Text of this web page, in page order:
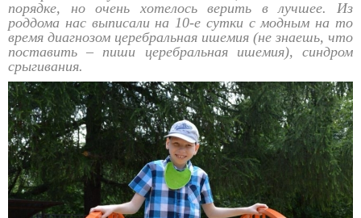
порядке, но очень хотелось верить в лучшее. Из
роддома нас выписали на 10-е сутки с модным на то
время диагнозом церебральная ишемия (не знаешь, что
поставить – пиши церебральная ишемия), синдром
срыгивания.